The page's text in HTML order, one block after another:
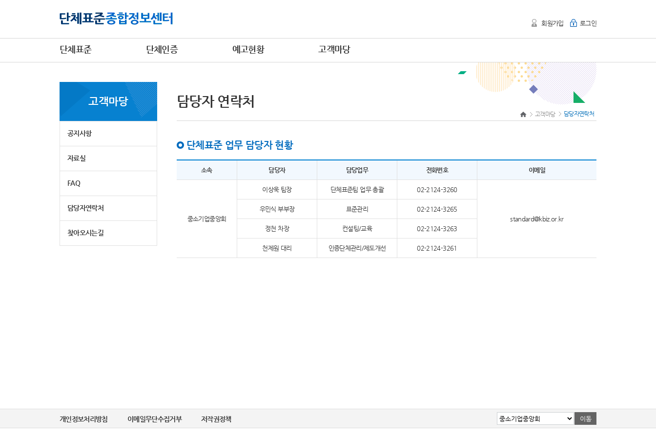
회원가입 로그인
단체표준 단체인증 예고현황 고객마당
고객마당
공지사항
자료실
FAQ
담당자연락처
찾아오시는길
담당자 연락처
고객마당 담당자연락처
단체표준 업무 담당자 현황
소속 담당자 담당업무 전화번호 이메일
중소기업중앙회
이상욱 팀장 단체표준팀 업무 총괄 02-2124-3260
standard@kbiz.or.kr
우민식 부부장 표준관리 02-2124-3265
정천 차장 컨설팅/교육 02-2124-3263
천제원 대리 인증단체관리/제도개선 02-2124-3261
개인정보처리방침 이메일무단수집거부 저작권정책